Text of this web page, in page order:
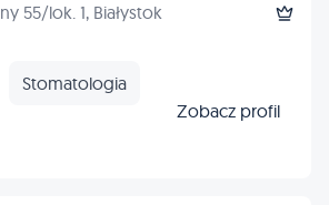
55/lok. 1, Białystok
Stomatologia
Zobacz profil